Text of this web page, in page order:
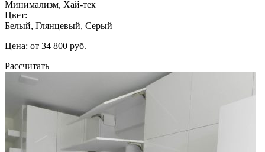
Минимализм, Хай-тек
Цвет:
Белый, Глянцевый, Серый
Цена: от 34 800 руб.
Рассчитать